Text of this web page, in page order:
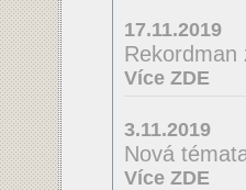
17.11.2019
Rekordman
Více ZDE
3.11.2019
Nová
Více ZDE